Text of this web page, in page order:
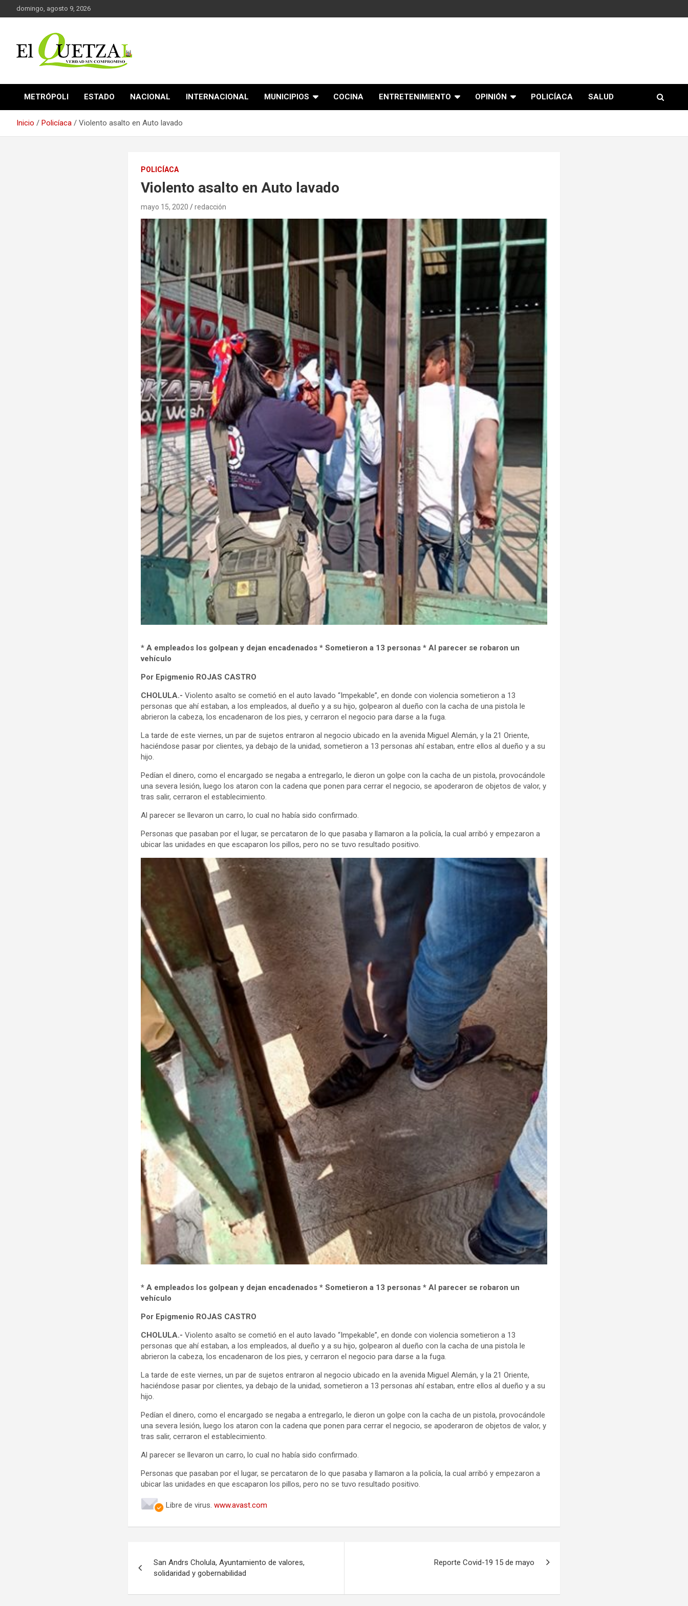
al
domingo, agosto 9, 2026
El Quetzal de Cholula
METRÓPOLI ESTADO NACIONAL INTERNACIONAL MUNICIPIOS COCINA ENTRETENIMIENTO OPINIÓN POLICÍACA SALUD
Inicio Policíaca Violento asalto en Auto lavado
POLICÍACA
Violento asalto en Auto lavado
mayo 15, 2020 redacción
* A empleados los golpean y dejan encadenados * Sometieron a 13 personas * Al parecer se robaron un
vehículo
Por Epigmenio ROJAS CASTRO
CHOLULA.- Violento asalto se cometió en el auto lavado “Impekable”, en donde con violencia sometieron a 13
personas que ahí estaban, a los empleados, al dueño y a su hijo, golpearon al dueño con la cacha de una pistola le
abrieron la cabeza, los encadenaron de los pies, y cerraron el negocio para darse a la fuga.
La tarde de este viernes, un par de sujetos entraron al negocio ubicado en la avenida Miguel Alemán, y la 21 Oriente,
haciéndose pasar por clientes, ya debajo de la unidad, sometieron a 13 personas ahí estaban, entre ellos al dueño y a su
hijo.
Pedían el dinero, como el encargado se negaba a entregarlo, le dieron un golpe con la cacha de un pistola, provocándole
una severa lesión, luego los ataron con la cadena que ponen para cerrar el negocio, se apoderaron de objetos de valor, y
tras salir, cerraron el establecimiento.
Al parecer se llevaron un carro, lo cual no había sido confirmado.
Personas que pasaban por el lugar, se percataron de lo que pasaba y llamaron a la policía, la cual arribó y empezaron a
ubicar las unidades en que escaparon los pillos, pero no se tuvo resultado positivo.
* A empleados los golpean y dejan encadenados * Sometieron a 13 personas * Al parecer se robaron un
vehículo
Por Epigmenio ROJAS CASTRO
CHOLULA.- Violento asalto se cometió en el auto lavado “Impekable”, en donde con violencia sometieron a 13
personas que ahí estaban, a los empleados, al dueño y a su hijo, golpearon al dueño con la cacha de una pistola le
abrieron la cabeza, los encadenaron de los pies, y cerraron el negocio para darse a la fuga.
La tarde de este viernes, un par de sujetos entraron al negocio ubicado en la avenida Miguel Alemán, y la 21 Oriente,
haciéndose pasar por clientes, ya debajo de la unidad, sometieron a 13 personas ahí estaban, entre ellos al dueño y a su
hijo.
Pedían el dinero, como el encargado se negaba a entregarlo, le dieron un golpe con la cacha de un pistola, provocándole
una severa lesión, luego los ataron con la cadena que ponen para cerrar el negocio, se apoderaron de objetos de valor, y
tras salir, cerraron el establecimiento.
Al parecer se llevaron un carro, lo cual no había sido confirmado.
Personas que pasaban por el lugar, se percataron de lo que pasaba y llamaron a la policía, la cual arribó y empezaron a
ubicar las unidades en que escaparon los pillos, pero no se tuvo resultado positivo.
Libre de virus.www.avast.com
de
entradas
San Andrs Cholula, Ayuntamiento de valores,
solidaridad y gobernabilidad
Reporte Covid-19 15 de mayo